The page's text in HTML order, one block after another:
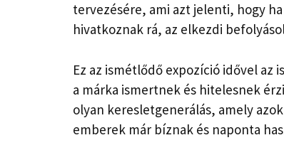
tervezésére, ami azt jelenti, hogy
hivatkoznak rá, az elkezdi
Ez az ismétlődő expozíció idővel
a márka ismertnek és hitelesnek
olyan keresletgenerálás, amely
emberek már bíznak és naponta